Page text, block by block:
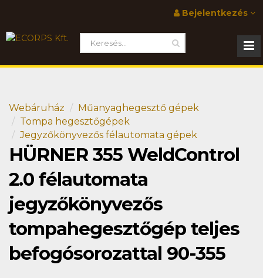
Bejelentkezés
Webáruház
Műanyaghegesztő gépek
Tompa hegesztőgépek
Jegyzőkönyvezős félautomata gépek
HÜRNER 355 WeldControl
2.0 félautomata
jegyzőkönyvezős
tompahegesztőgép teljes
befogósorozattal 90-355